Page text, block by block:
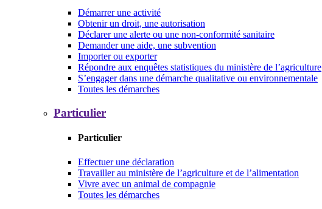
Démarrer une activité
Obtenir un droit, une autorisation
Déclarer une alerte ou une non-conformité sanitaire
Demander une aide, une subvention
Importer ou exporter
Répondre aux enquêtes statistiques du ministère de l’agriculture
S’engager dans une démarche qualitative ou environnementale
Toutes les démarches
Particulier
Particulier
Effectuer une déclaration
Travailler au ministère de l’agriculture et de l’alimentation
Vivre avec un animal de compagnie
Toutes les démarches